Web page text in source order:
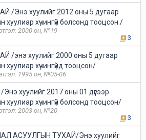
/Энэ хуулийг 2012 оны 5 дугаар
хүчингүй болсонд тооцсон./
2000 он, №19
3
/энэ хуулийг 2000 оны 5 дугаар
хүчингүйд тооцсон/
1995 он, №05-06
хуулийг 2017 оны 01 дүгээр
хүчингүй болсонд тооцсон/
2003 он, №20
3
АСУУЛГЫН ТУХАЙ/Энэ хуулийг